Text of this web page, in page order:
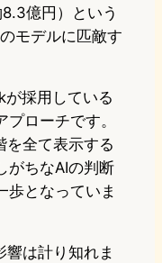
億円）という
モデルに匹敵す
採用している
プローチです。
を全て表示する
がちなAIの判断
歩となっていま
響は計り知れま